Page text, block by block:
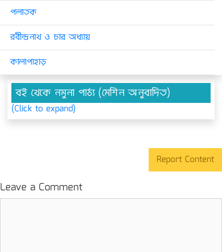
পলাতক
রবীন্দ্রনাথ ও চার অধ্যায়
কালাপাহাড়
বই থেকে নমুনা পাঠ্য (মেশিন অনুবাদিত)
(Click to expand)
Report Content
Leave a Comment